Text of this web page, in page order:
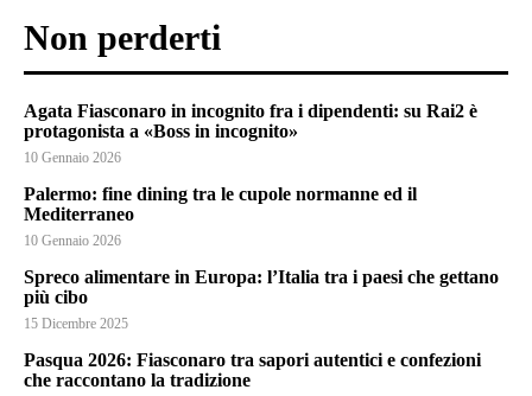
Non perderti
Agata Fiasconaro in incognito fra i dipendenti: su Rai2 è
protagonista a «Boss in incognito»
10 Gennaio 2026
Palermo: fine dining tra le cupole normanne ed il
Mediterraneo
10 Gennaio 2026
Spreco alimentare in Europa: l’Italia tra i paesi che gettano
più cibo
15 Dicembre 2025
Pasqua 2026: Fiasconaro tra sapori autentici e confezioni
che raccontano la tradizione